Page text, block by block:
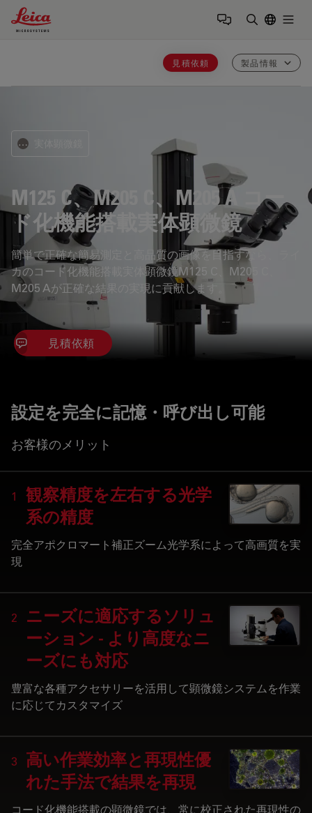
Leica Microsystems Logo
見積依頼 製品情報
⋯
M125 C、M205 C、M205 A
コー
ド化機能搭載実体顕微鏡
簡単で正確な簡易測定と高品質の画像を目指すなら、ライ
カのコード化機能搭載実体顕微鏡M125 C、M205 C、
M205 Aが正確な結果の実現に貢献します。
見積依頼
設定を完全に記憶・呼び出し可能
お客様のメリット
1
観察精度を左右する光学
系の精度
完全アポクロマート補正ズーム光学系によって高画質を実
現
2
ニーズに適応するソリュ
ーション - より高度なニ
ーズにも対応
豊富な各種アクセサリーを活用して顕微鏡システムを作業
に応じてカスタマイズ
3
高い作業効率と再現性優
れた手法で結果を再現
コード化機能搭載の顕微鏡では、常に校正された再現性の